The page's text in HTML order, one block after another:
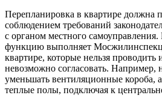
Перепланировка в квартире должна
соблюдением требований
с органом местного
функцию выполняет
квартире, которые нельзя проводить
невозможно согласовать. Например,
уменьшать вентиляционные короба,
теплые полы, подключая к